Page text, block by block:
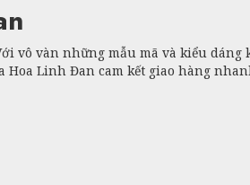
vô vàn những mẫu mã và kiểu dáng
Hoa Linh Đan cam kết giao hàng